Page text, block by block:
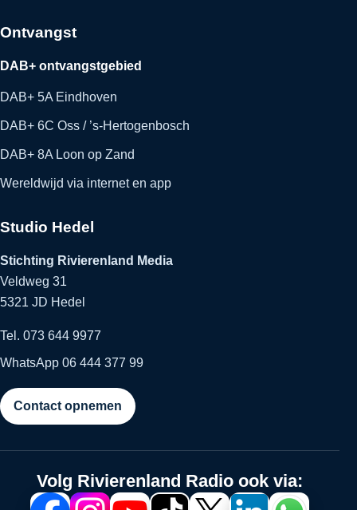
Ontvangst
DAB+ ontvangstgebied
DAB+ 5A Eindhoven
DAB+ 6C Oss / ’s-Hertogenbosch
DAB+ 8A Loon op Zand
Wereldwijd via internet en app
Studio Hedel
Stichting Rivierenland Media
Veldweg 31
5321 JD Hedel
Tel. 073 644 9977
WhatsApp 06 444 377 99
Contact opnemen
Volg Rivierenland Radio ook via: